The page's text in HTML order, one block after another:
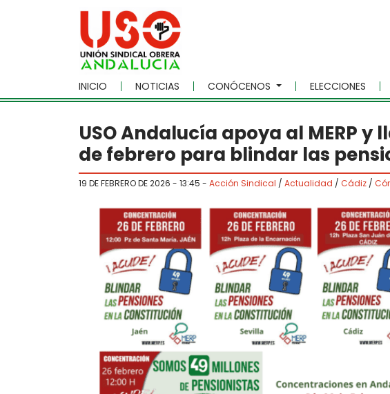
Skip to main content
INICIO NOTICIAS CONÓCENOS ELECCIONES
USO Andalucía apoya al MERP
de febrero para blindar las
19 DE FEBRERO DE 2026 - 13:45 - Acción Sindical / Actualidad / Cádiz /